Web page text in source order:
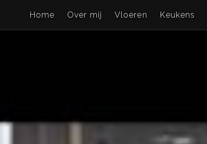
Home Over mij Vloeren Keukens